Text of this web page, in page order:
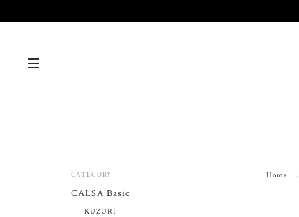
Home
CATEGORY
CALSA Basic
KUZURI